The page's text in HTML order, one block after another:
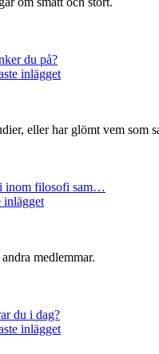
du på?
inlägget
eller har glömt vem som
inom filosofi sam…
inlägget
medlemmar.
du i dag?
inlägget